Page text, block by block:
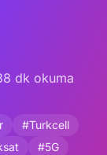
dk okuma
#Turkcell
#5G